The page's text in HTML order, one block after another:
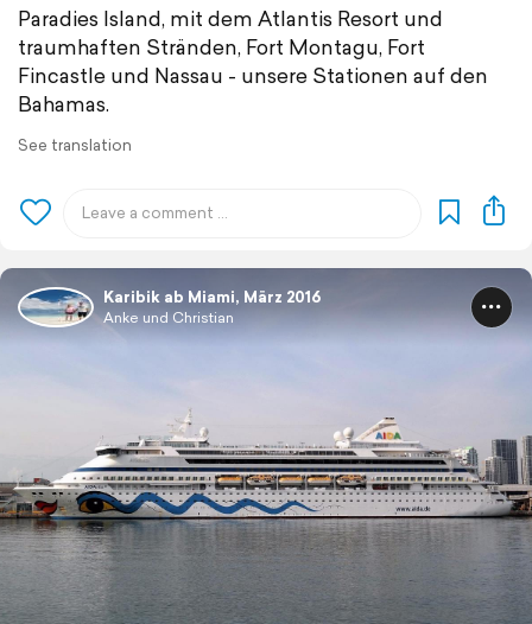
Paradies Island, mit dem Atlantis Resort und
traumhaften Stränden, Fort Montagu, Fort
Fincastle und Nassau - unsere Stationen auf den
Bahamas.
See translation
Karibik ab Miami, März 2016
Anke und Christian